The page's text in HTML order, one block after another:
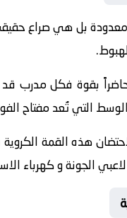
بل هي صراع
حاضراً بقوة فكل
التي تُعد مفتاح
هذه القمة
الجونة و كهرباء